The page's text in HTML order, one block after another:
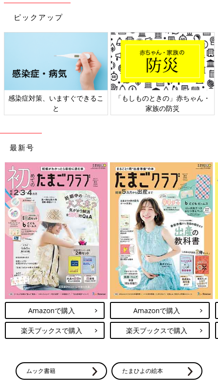
ピックアップ
感染症対策、いますぐできるこ
と
「もしものときの」赤ちゃん・
家族の防災
最新号
Amazonで購入
楽天ブックスで購入
Amazonで購入
楽天ブックスで購入
ムック書籍 たまひよの絵本